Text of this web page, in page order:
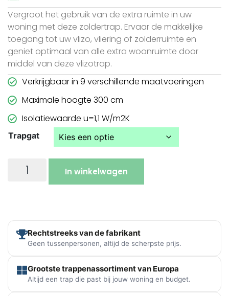
Vergroot het gebruik van de extra ruimte in uw
woning met deze zoldertrap. Ervaar de makkelijke
toegang tot uw vlizo, vliering of zolderruimte en
geniet optimaal van alle extra woonruimte door
middel van deze vlizotrap.
Verkrijgbaar in 9 verschillende maatvoeringen
Maximale hoogte 300 cm
Isolatiewaarde u=1,1 W/m2K
Trapgat
In winkelwagen
Rechtstreeks van de fabrikant
Geen tussenpersonen, altijd de scherpste prijs.
Grootste trappenassortiment van Europa
Altijd een trap die past bij jouw woning en budget.